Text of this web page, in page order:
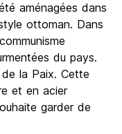
aménagées dans
ottoman. Dans
du pays.
la Paix. Cette
et en acier
garder de